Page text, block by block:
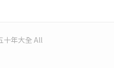
十年大全 All